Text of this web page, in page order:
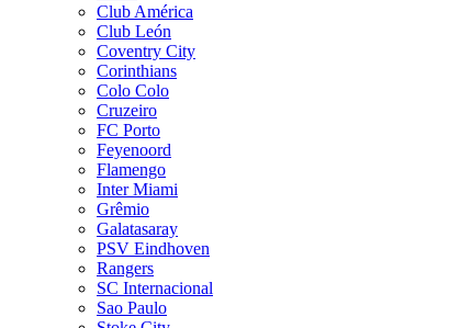
Club América
Club León
Coventry City
Corinthians
Colo Colo
Cruzeiro
FC Porto
Feyenoord
Flamengo
Inter Miami
Grêmio
Galatasaray
PSV Eindhoven
Rangers
SC Internacional
Sao Paulo